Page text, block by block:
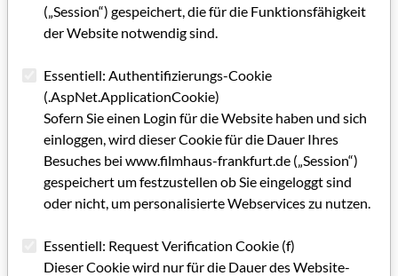
Anlaufstelle für Frankfurts Kreativszene
Auf Wissen und Kreativität bauen
Gemeinsame Förderarbeit ausbauen
Ateliers und Appartments unter einem Dach
Den Horizont nach Osten erweitern
Ein Kronzeuge des investigativen Journalismus
(„Session“) gespeichert, die für die Funktionsfähigkeit
der Website notwendig sind.
Essentiell: Authentifizierungs-Cookie
(.AspNet.ApplicationCookie)
Sofern Sie einen Login für die Website haben und sich
einloggen, wird dieser Cookie für die Dauer Ihres
Besuches bei www.filmhaus-frankfurt.de („Session“)
gespeichert um festzustellen ob Sie eingeloggt sind
oder nicht, um personalisierte Webservices zu nutzen.
Essentiell: Request Verification Cookie (f)
Dieser Cookie wird nur für die Dauer des Website-